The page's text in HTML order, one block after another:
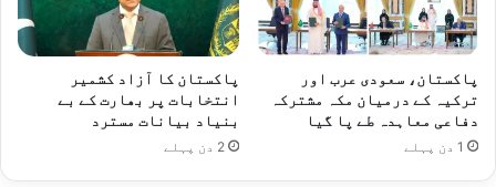
پاکستان، سعودی عرب اور
ترکیہ کے درمیان مکہ مشترکہ
دفاعی معاہدہ طے پا گیا
1 دن پہلے
پاکستان کا آزاد کشمیر
انتخابات پر بھارت کے بے
بنیاد بیانات مسترد
2 دن پہلے